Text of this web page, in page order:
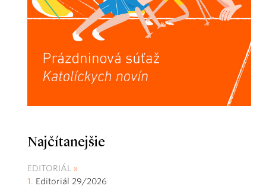
Najčítanejšie
EDITORIÁL
Editoriál 29/2026